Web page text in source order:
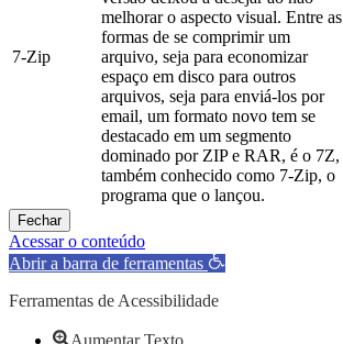
7-Zip
melhorar o aspecto visual. Entre as
formas de se comprimir um
arquivo, seja para economizar
espaço em disco para outros
arquivos, seja para enviá-los por
email, um formato novo tem se
destacado em um segmento
dominado por ZIP e RAR, é o 7Z,
também conhecido como 7-Zip, o
programa que o lançou.
Fechar
Acessar o conteúdo
Abrir a barra de ferramentas
Ferramentas de Acessibilidade
Aumentar Texto